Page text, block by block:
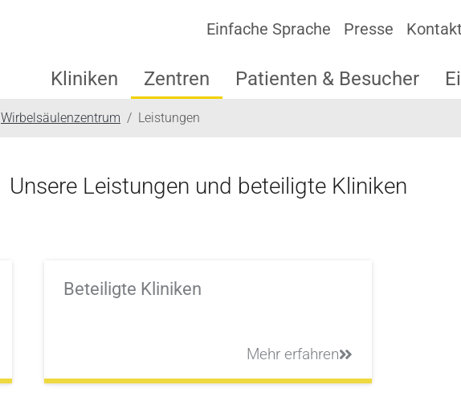
Einfache Sprache Presse Kontakt
Kliniken Zentren Patienten & Besucher
Wirbelsäulenzentrum Leistungen
Unsere Leistungen und beteiligte Kliniken
Beteiligte Kliniken
Mehr erfahren